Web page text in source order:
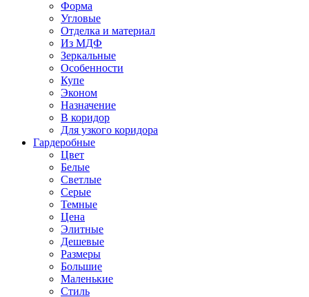
Форма
Угловые
Отделка и материал
Из МДФ
Зеркальные
Особенности
Купе
Эконом
Назначение
В коридор
Для узкого коридора
Гардеробные
Цвет
Белые
Светлые
Серые
Темные
Цена
Элитные
Дешевые
Размеры
Большие
Маленькие
Стиль